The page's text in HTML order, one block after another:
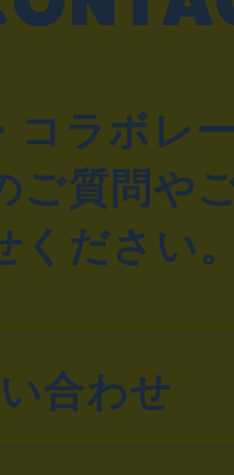
コラボレ
ご質問や
ください
合わせ